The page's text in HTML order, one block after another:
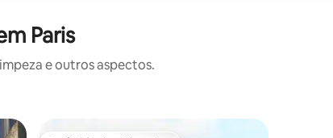
Paris
e outros aspectos.